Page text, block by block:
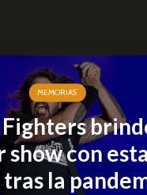
MEMORIAS
show con
la